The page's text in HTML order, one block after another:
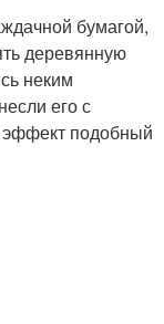
бумагой,
деревянную
неким
его с
эффект подобный